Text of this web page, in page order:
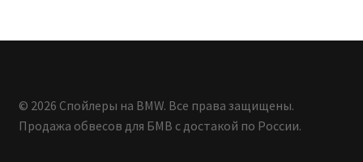
© 2026 Спойлеры на BMW. Все права защищены.
Продажа обвесов для БМВ с достакой по России.